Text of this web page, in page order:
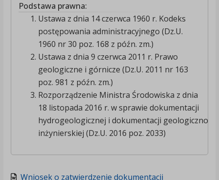
Podstawa prawna:
Ustawa z dnia 14 czerwca 1960 r. Kodeks
postępowania administracyjnego (Dz.U.
1960 nr 30 poz. 168 z późn. zm.)
Ustawa z dnia 9 czerwca 2011 r. Prawo
geologiczne i górnicze (Dz.U. 2011 nr 163
poz. 981 z późn. zm.)
Rozporządzenie Ministra Środowiska z dnia
18 listopada 2016 r. w sprawie dokumentacji
hydrogeologicznej i dokumentacji geologiczno-
inżynierskiej (Dz.U. 2016 poz. 2033)
Wniosek o zatwierdzenie dokumentacji